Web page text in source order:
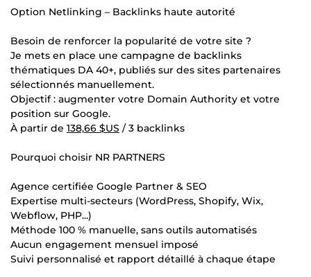
Option Netlinking – Backlinks haute autorité
Besoin de renforcer la popularité de votre site ?
Je mets en place une campagne de backlinks
thématiques DA 40+, publiés sur des sites partenaires
sélectionnés manuellement.
Objectif : augmenter votre Domain Authority et votre
position sur Google.
À partir de 138,66 $US / 3 backlinks
Pourquoi choisir NR PARTNERS
Agence certifiée Google Partner & SEO
Expertise multi-secteurs (WordPress, Shopify, Wix,
Webflow, PHP...)
Méthode 100 % manuelle, sans outils automatisés
Aucun engagement mensuel imposé
Suivi personnalisé et rapport détaillé à chaque étape